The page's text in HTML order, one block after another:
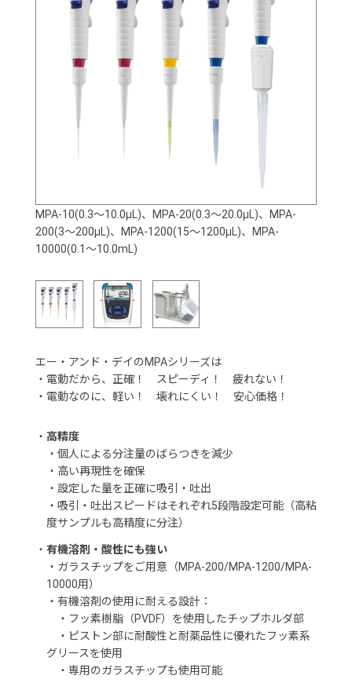
MPA-10(0.3～10.0μL)、MPA-20(0.3～20.0μL)、MPA-
200(3～200μL)、MPA-1200(15～1200μL)、MPA-
10000(0.1～10.0mL)
エー・アンド・デイのMPAシリーズは
・電動だから、正確！ スピーディ！ 疲れない！
・電動なのに、軽い！ 壊れにくい！ 安心価格！
・ 高精度
・個人による分注量のばらつきを減少
・高い再現性を確保
・設定した量を正確に吸引・吐出
・吸引・吐出スピードはそれぞれ5段階設定可能（高粘
度サンプルも高精度に分注）
・ 有機溶剤・酸性にも強い
・ガラスチップをご用意（MPA-200/MPA-1200/MPA-
10000用）
・有機溶剤の使用に耐える設計：
・フッ素樹脂（PVDF）を使用したチップホルダ部
・ピストン部に耐酸性と耐薬品性に優れたフッ素系
グリースを使用
・専用のガラスチップも使用可能